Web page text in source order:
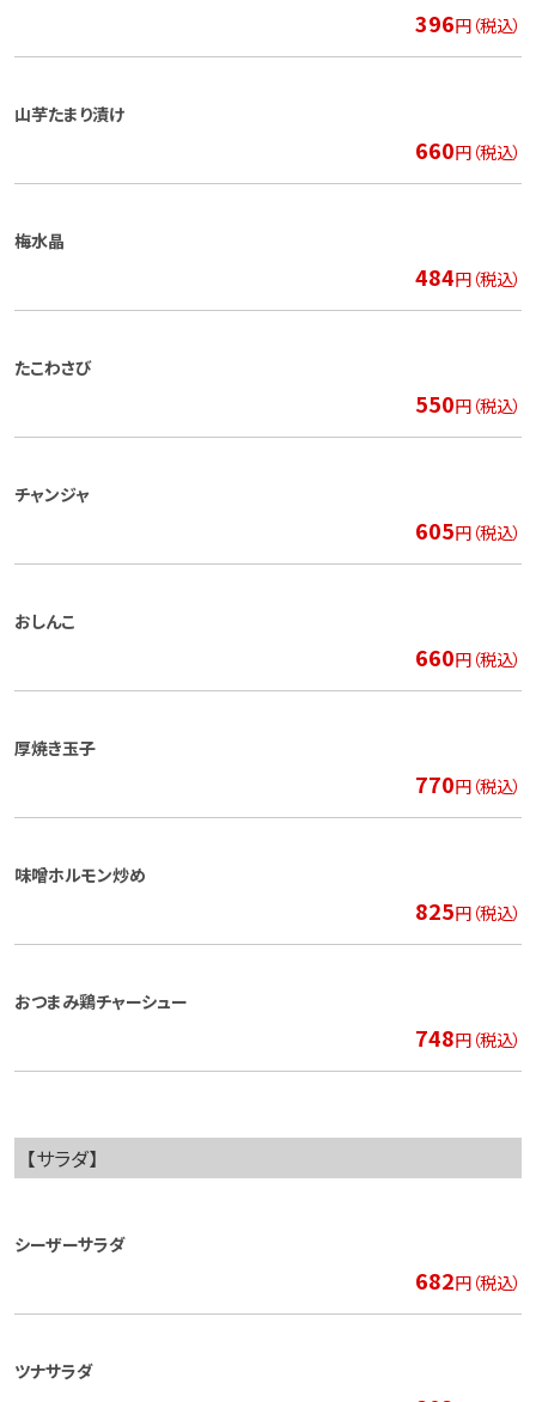
396円（税込）
山芋たまり漬け
660円（税込）
梅水晶
484円（税込）
たこわさび
550円（税込）
チャンジャ
605円（税込）
おしんこ
660円（税込）
厚焼き玉子
770円（税込）
味噌ホルモン炒め
825円（税込）
おつまみ鶏チャーシュー
748円（税込）
【サラダ】
シーザーサラダ
682円（税込）
ツナサラダ